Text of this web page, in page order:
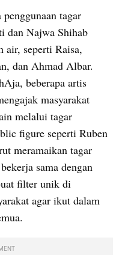
tagar
dan Najwa Shihab
air, seperti Raisa,
dan Ahmad Albar.
beberapa artis
masyarakat
melalui tagar
figure seperti Ruben
meramaikan tagar
sama dengan
filter unik di
agar ikut dalam